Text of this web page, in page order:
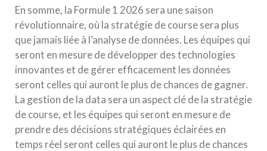
En somme, la Formule 1 2026 sera une saison
révolutionnaire, où la stratégie de course sera plus
que jamais liée à l’analyse de données. Les équipes qui
seront en mesure de développer des technologies
innovantes et de gérer efficacement les données
seront celles qui auront le plus de chances de gagner.
La gestion de la data sera un aspect clé de la stratégie
de course, et les équipes qui seront en mesure de
prendre des décisions stratégiques éclairées en
temps réel seront celles qui auront le plus de chances